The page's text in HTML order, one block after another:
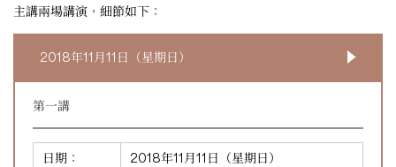
主講兩場講演，細節如下：
2018年11月11日（星期日）
第一講
日期：
2018年11月11日（星期日）